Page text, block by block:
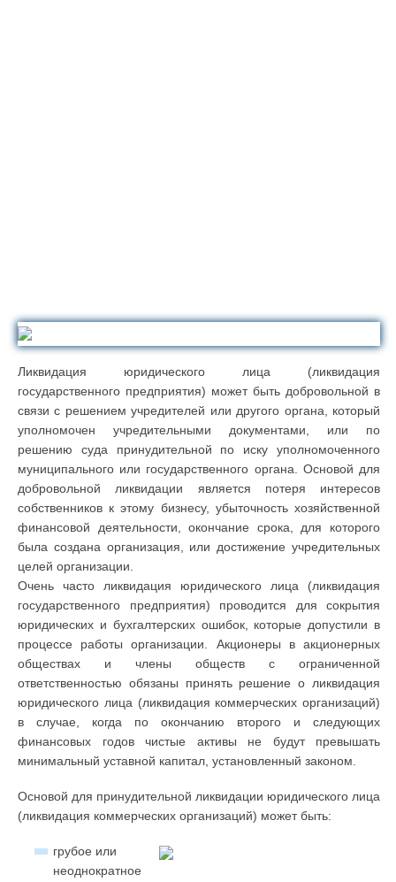
Ликвидация юридического лица (ликвидация
государственного предприятия) может быть добровольной в
связи с решением учредителей или другого органа, который
уполномочен учредительными документами, или по
решению суда принудительной по иску уполномоченного
муниципального или государственного органа. Основой для
добровольной ликвидации является потеря интересов
собственников к этому бизнесу, убыточность хозяйственной
финансовой деятельности, окончание срока, для которого
была создана организация, или достижение учредительных
целей организации.
Очень часто ликвидация юридического лица (ликвидация
государственного предприятия) проводится для сокрытия
юридических и бухгалтерских ошибок, которые допустили в
процессе работы организации. Акционеры в акционерных
обществах и члены обществ с ограниченной
ответственностью обязаны принять решение о ликвидация
юридического лица (ликвидация коммерческих организаций)
в случае, когда по окончанию второго и следующих
финансовых годов чистые активы не будут превышать
минимальный уставной капитал, установленный законом.
Основой для принудительной ликвидации юридического лица
(ликвидация коммерческих организаций) может быть:
грубое или
неоднократное